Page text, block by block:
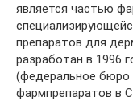
является частью
препаратов для
разработан в 1996
(федеральное бюро
фармпрепаратов в